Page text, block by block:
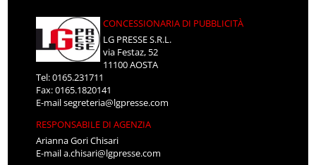
CONCESSIONARIA DI PUBBLICITÀ
LG PRESSE S.R.L.
via Festaz, 52
11100 AOSTA
Tel: 0165.231711
Fax: 0165.1820141
E-mailsegreteria@lgpresse.com
RESPONSABILE DI AGENZIA
Arianna Gori Chisari
E-maila.chisari@lgpresse.com